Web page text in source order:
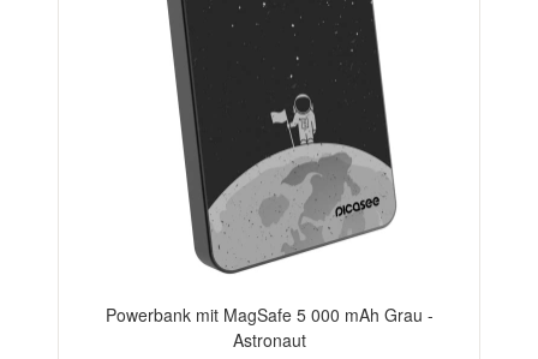
Powerbank mit MagSafe 5 000 mAh Grau -
Astronaut